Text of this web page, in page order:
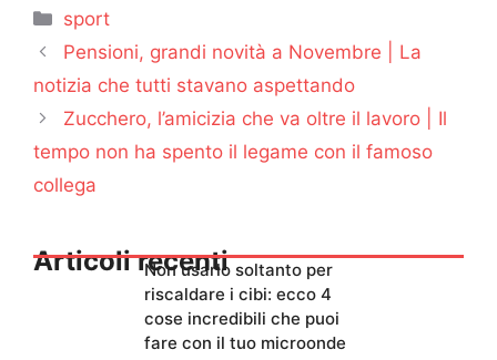
Categorie
sport
Pensioni, grandi novità a Novembre | La
notizia che tutti stavano aspettando
Zucchero, l’amicizia che va oltre il lavoro | Il
tempo non ha spento il legame con il famoso
collega
Articoli recentiNon usarlo soltanto per
riscaldare i cibi: ecco 4
cose incredibili che puoi
fare con il tuo microonde